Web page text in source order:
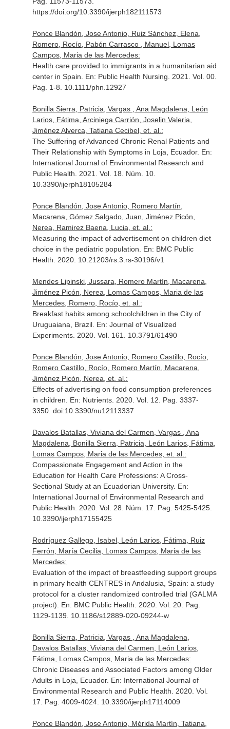
https://doi.org/10.3390/ijerph182111573
Ponce Blandón, Jose Antonio, Ruiz Sánchez, Elena,
Romero, Rocío, Pabón Carrasco , Manuel, Lomas
Campos, Maria de las Mercedes:
Health care provided to immigrants in a humanitarian aid
center in Spain. En: Public Health Nursing . 2021. Vol. 00.
Pag. 1-8. 10.1111/phn.12927
Bonilla Sierra, Patricia, Vargas , Ana Magdalena, León
Larios, Fátima, Arciniega Carrión, Joselin Valeria,
Jiménez Alverca, Tatiana Cecibel, et. al.:
The Suffering of Advanced Chronic Renal Patients and
Their Relationship with Symptoms in Loja, Ecuador. En:
International Journal of Environmental Research and
Public Health . 2021. Vol. 18. Núm. 10.
10.3390/ijerph18105284
Ponce Blandón, Jose Antonio, Romero Martín,
Macarena, Gómez Salgado, Juan, Jiménez Picón,
Nerea, Ramirez Baena, Lucia, et. al.:
Measuring the impact of advertisement on children diet
choice in the pediatric population. En: BMC Public
Health . 2020. 10.21203/rs.3.rs-30196/v1
Mendes Lipinski, Jussara, Romero Martín, Macarena,
Jiménez Picón, Nerea, Lomas Campos, Maria de las
Mercedes, Romero, Rocío, et. al.:
Breakfast habits among schoolchildren in the City of
Uruguaiana, Brazil. En: Journal of Visualized
Experiments. 2020. Vol. 161. 10.3791/61490
Ponce Blandón, Jose Antonio, Romero Castillo, Rocío,
Romero Castillo, Rocío, Romero Martín, Macarena,
Jiménez Picón, Nerea, et. al.:
Effects of advertising on food consumption preferences
in children. En: Nutrients. 2020. Vol. 12. Pag. 3337-
3350. doi:10.3390/nu12113337
Davalos Batallas, Viviana del Carmen, Vargas , Ana
Magdalena, Bonilla Sierra, Patricia, León Larios, Fátima,
Lomas Campos, Maria de las Mercedes, et. al.:
Compassionate Engagement and Action in the
Education for Health Care Professions: A Cross-
Sectional Study at an Ecuadorian University. En:
International Journal of Environmental Research and
Public Health . 2020. Vol. 28. Núm. 17. Pag. 5425-5425.
10.3390/ijerph17155425
Rodríguez Gallego, Isabel, León Larios, Fátima, Ruiz
Ferrón, María Cecilia, Lomas Campos, Maria de las
Mercedes:
Evaluation of the impact of breastfeeding support groups
in primary health CENTRES in Andalusia, Spain: a study
protocol for a cluster randomized controlled trial (GALMA
project). En: BMC Public Health . 2020. Vol. 20. Pag.
1129-1139. 10.1186/s12889-020-09244-w
Bonilla Sierra, Patricia, Vargas , Ana Magdalena,
Davalos Batallas, Viviana del Carmen, León Larios,
Fátima, Lomas Campos, Maria de las Mercedes:
Chronic Diseases and Associated Factors among Older
Adults in Loja, Ecuador. En: International Journal of
Environmental Research and Public Health . 2020. Vol.
17. Pag. 4009-4024. 10.3390/ijerph17114009
Ponce Blandón, Jose Antonio, Mérida Martín, Tatiana,